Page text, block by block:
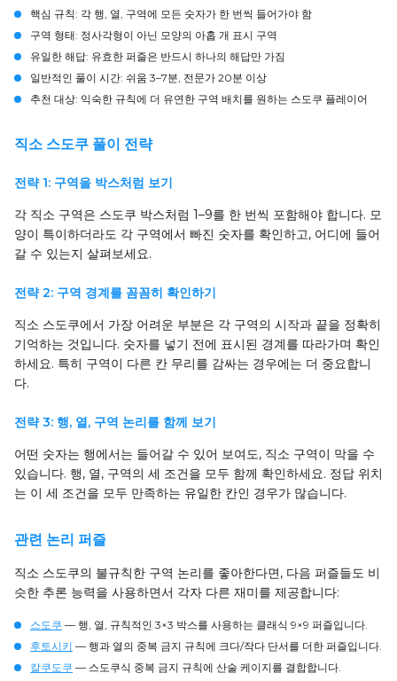
핵심 규칙: 각 행, 열, 구역에 모든 숫자가 한 번씩 들어가야 함
구역 형태: 정사각형이 아닌 모양의 아홉 개 표시 구역
유일한 해답: 유효한 퍼즐은 반드시 하나의 해답만 가짐
일반적인 풀이 시간: 쉬움 3–7분, 전문가 20분 이상
추천 대상: 익숙한 규칙에 더 유연한 구역 배치를 원하는 스도쿠 플레이어
직소 스도쿠 풀이 전략
전략 1: 구역을 박스처럼 보기
각 직소 구역은 스도쿠 박스처럼 1–9를 한 번씩 포함해야 합니다. 모
양이 특이하더라도 각 구역에서 빠진 숫자를 확인하고, 어디에 들어
갈 수 있는지 살펴보세요.
전략 2: 구역 경계를 꼼꼼히 확인하기
직소 스도쿠에서 가장 어려운 부분은 각 구역의 시작과 끝을 정확히
기억하는 것입니다. 숫자를 넣기 전에 표시된 경계를 따라가며 확인
하세요. 특히 구역이 다른 칸 무리를 감싸는 경우에는 더 중요합니
다.
전략 3: 행, 열, 구역 논리를 함께 보기
어떤 숫자는 행에서는 들어갈 수 있어 보여도, 직소 구역이 막을 수
있습니다. 행, 열, 구역의 세 조건을 모두 함께 확인하세요. 정답 위치
는 이 세 조건을 모두 만족하는 유일한 칸인 경우가 많습니다.
관련 논리 퍼즐
직소 스도쿠의 불규칙한 구역 논리를 좋아한다면, 다음 퍼즐들도 비
슷한 추론 능력을 사용하면서 각자 다른 재미를 제공합니다:
스도쿠 — 행, 열, 규칙적인 3×3 박스를 사용하는 클래식 9×9 퍼즐입니다.
후토시키 — 행과 열의 중복 금지 규칙에 크다/작다 단서를 더한 퍼즐입니다.
칼쿠도쿠 — 스도쿠식 중복 금지 규칙에 산술 케이지를 결합합니다.